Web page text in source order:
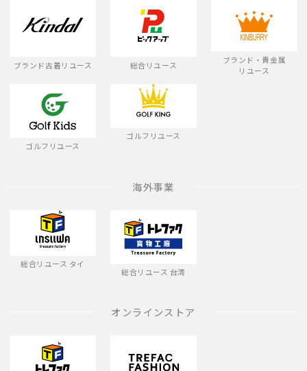
ブランド古着リユース 総合リユース
ブランド・貴金属
リユース
ゴルフリユース
ゴルフリユース
海外事業
総合リユース タイ
総合リユース 台湾
オンラインストア